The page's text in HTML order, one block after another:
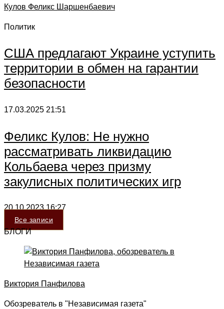
Кулов Феликс Шаршенбаевич
Политик
США предлагают Украине уступить
территории в обмен на гарантии
безопасности
17.03.2025 21:51
Феликс Кулов: Не нужно
рассматривать ликвидацию
Кольбаева через призму
закулисных политических игр
20.10.202316:27
Все записи
БЛОГИ
Виктория Панфилова
Обозреватель в "Независимая газета"